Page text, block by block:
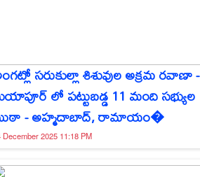
సరుకుల్లా శిశువుల అక్రమ రవాణా -
లో పట్టుబడ్డ 11 మంది సభ్యుల
- అహ్మదాబాద్, రామాయం�
December 2025 11:18 PM